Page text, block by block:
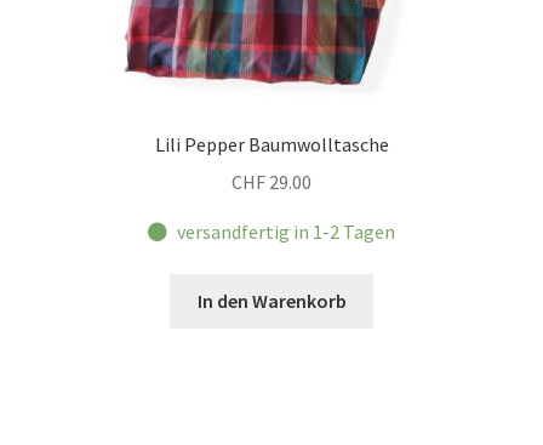
Lili Pepper Baumwolltasche
CHF 29.00
versandfertig in 1-2 Tagen
In den Warenkorb